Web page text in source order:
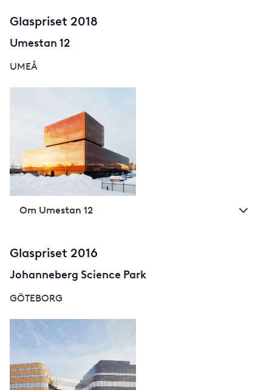
Glaspriset 2018
Umestan 12
UMEÅ
Om Umestan 12
Glaspriset 2016
Johanneberg Science Park
GÖTEBORG